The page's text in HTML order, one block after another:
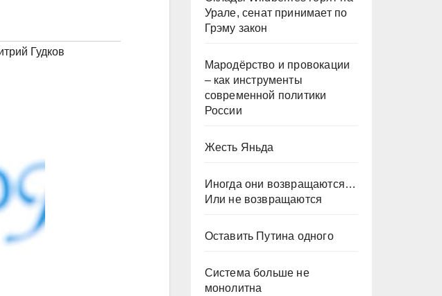
Гудков
Урале, сенат принимает по
Грэму закон
Мародёрство и провокации
– как инструменты
современной политики
России
Жесть Яньда
Иногда они возвращаются…
Или не возвращаются
Оставить Путина одного
Система больше не
монолитна